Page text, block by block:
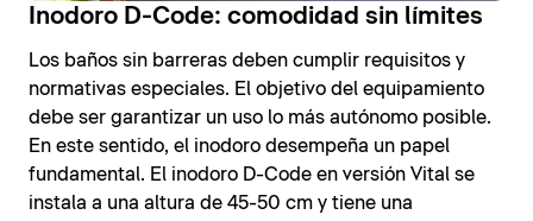
Inodoro D-Code: comodidad sin límites
Los baños sin barreras deben cumplir requisitos y
normativas especiales. El objetivo del equipamiento
debe ser garantizar un uso lo más autónomo posible.
En este sentido, el inodoro desempeña un papel
fundamental. El inodoro D-Code en versión Vital se
instala a una altura de 45-50 cm y tiene una